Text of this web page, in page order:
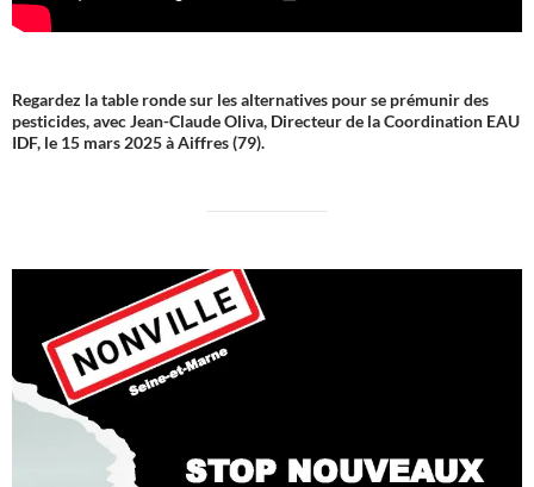
Regardez la table ronde sur les alternatives pour se prémunir des
pesticides, avec Jean-Claude Oliva, Directeur de la Coordination EAU
IDF, le 15 mars 2025 à Aiffres (79).